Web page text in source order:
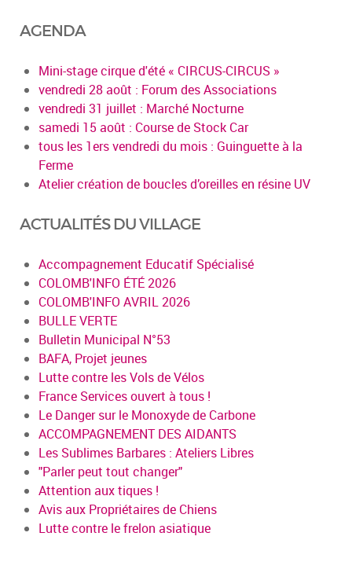
AGENDA
Mini-stage cirque d'été « CIRCUS-CIRCUS »
vendredi 28 août : Forum des Associations
vendredi 31 juillet : Marché Nocturne
samedi 15 août : Course de Stock Car
tous les 1ers vendredi du mois : Guinguette à la
Ferme
Atelier création de boucles d’oreilles en résine UV
ACTUALITÉS DU VILLAGE
Accompagnement Educatif Spécialisé
COLOMB'INFO ÉTÉ 2026
COLOMB'INFO AVRIL 2026
BULLE VERTE
Bulletin Municipal N°53
BAFA, Projet jeunes
Lutte contre les Vols de Vélos
France Services ouvert à tous !
Le Danger sur le Monoxyde de Carbone
ACCOMPAGNEMENT DES AIDANTS
Les Sublimes Barbares : Ateliers Libres
"Parler peut tout changer"
Attention aux tiques !
Avis aux Propriétaires de Chiens
Lutte contre le frelon asiatique